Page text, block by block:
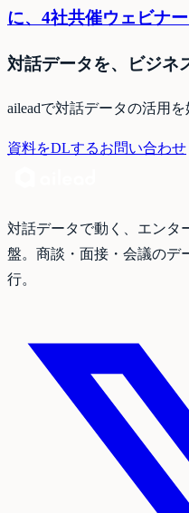
に、4社共催ウェビナ
対話データを、ビジネ
aileadで対話データの活用を
資料をDLするお問い合わせ
対話データで動く、エンタ
盤。商談・面接・会議のデ
行。